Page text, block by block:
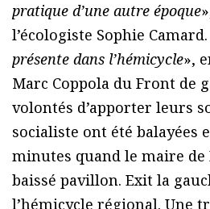
pratique d’une autre époque
l’écologiste Sophie Camard.
présente dans l’hémicycle»,
Marc Coppola du Front de
volontés d’apporter leurs
socialiste ont été balayées
minutes quand le maire de
baissé pavillon. Exit la
l’hémicycle régional. Une